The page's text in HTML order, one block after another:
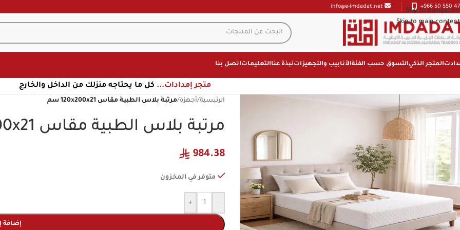
Skip to navigation
Skip to main content
+966 50 550
المتجر الذكيالتسوق حسب الفئةالأنابيب والتجهيزاتنبذة عناالتعليماتاتصل بنا
متجر إمدادات... كل ما يحتاجه منزلك من الداخل والخارج
الرئيسية/أجهزة/مرتبة بلاس الطبية مقاس 120x200x21 سم
مرتبة بلاس الطبية مقاس 120x200x21 سم
984.38
متوفر في المخزون
-
+
إضافة